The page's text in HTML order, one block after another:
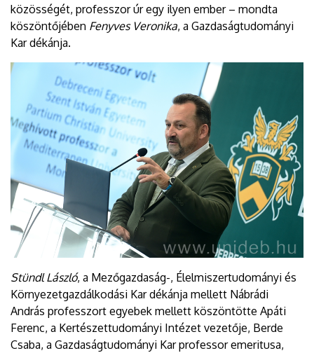
közösségét, professzor úr egy ilyen ember – mondta
köszöntőjében Fenyves Veronika, a Gazdaságtudományi
Kar dékánja.
Stündl László, a Mezőgazdaság-, Élelmiszertudományi és
Környezetgazdálkodási Kar dékánja mellett Nábrádi
András professzort egyebek mellett köszöntötte Apáti
Ferenc, a Kertészettudományi Intézet vezetője, Berde
Csaba, a Gazdaságtudományi Kar professor emeritusa,